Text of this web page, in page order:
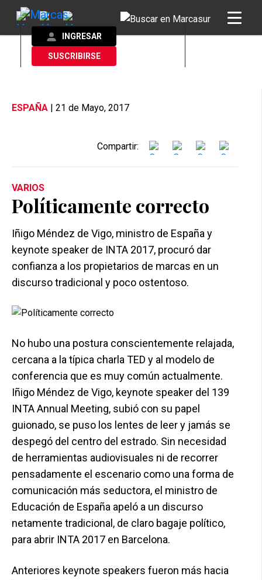
INGRESAR
SUSCRIBIRSE
ESPAÑA | 21 de Mayo, 2017
Compartir:
VARIOS
Políticamente correcto
Iñigo Méndez de Vigo, ministro de España y
keynote speaker de INTA 2017, procuró dar
confianza a los propietarios de marcas en un
discurso tradicional y poco ostentoso.
No hubo una postura conscientemente relajada,
cercana a la típica charla TED y al modelo de
conferencia que es muy común actualmente.
Iñigo Méndez de Vigo, keynote speaker del 139
INTA Annual Meeting, subió con su papel
guionado, se puso los lentes de leer y jamás se
despegó del centro del estrado. Sin necesidad
de herramientas audiovisuales ni de recorrer
pensadamente el escenario como una forma de
comunicación más seductora, el ministro de
Educación de España apeló a un discurso
netamente tradicional, de claro bagaje político,
para abrir INTA 2017 en Barcelona.
Anteriores keynote speakers fueron más hacia